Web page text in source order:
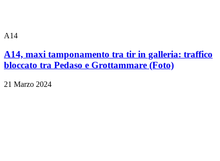
A14
A14, maxi tamponamento tra tir in galleria: traffico
bloccato tra Pedaso e Grottammare (Foto)
21 Marzo 2024